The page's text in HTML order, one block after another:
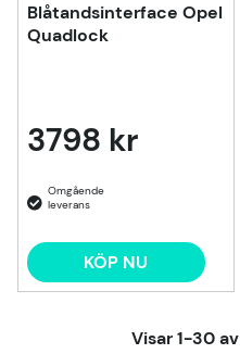
Blåtandsinterface Opel
Quadlock
3798 kr
KÖP NU
Visar1-30av